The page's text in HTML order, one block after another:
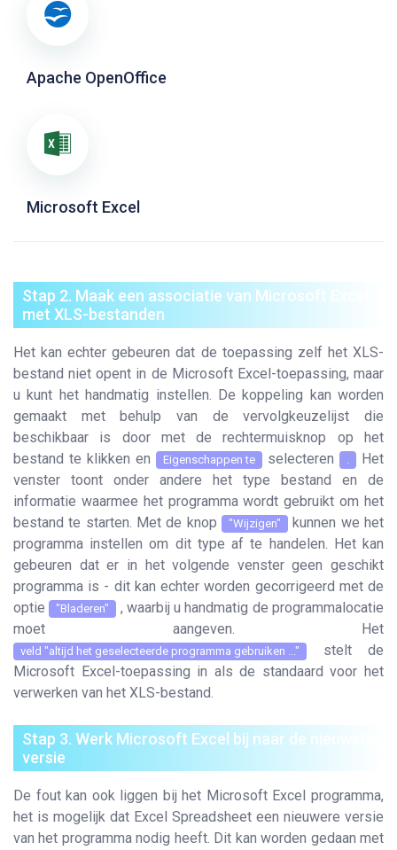
Apache OpenOffice
Microsoft Excel
Stap 2. Maak een associatie van Microsoft Excel
met XLS-bestanden
Het kan echter gebeuren dat de toepassing zelf het XLS-
bestand niet opent in de Microsoft Excel-toepassing, maar
u kunt het handmatig instellen. De koppeling kan worden
gemaakt met behulp van de vervolgkeuzelijst die
beschikbaar is door met de rechtermuisknop op het
bestand te klikken en
Eigenschappen te selecteren .
Het
venster toont onder andere het type bestand en de
informatie waarmee het programma wordt gebruikt om het
bestand te starten. Met de knop
"Wijzigen"
kunnen we het
programma instellen om dit type af te handelen. Het kan
gebeuren dat er in het volgende venster geen geschikt
programma is - dit kan echter worden gecorrigeerd met de
optie "Bladeren"
, waarbij u handmatig de programmalocatie
moet aangeven. Het
veld "altijd het geselecteerde programma gebruiken ..."
stelt de
Microsoft Excel-toepassing in als de standaard voor het
verwerken van het XLS-bestand.
Stap 3. Werk Microsoft Excel bij naar de nieuwste
versie
De fout kan ook liggen bij het Microsoft Excel programma,
het is mogelijk dat Excel Spreadsheet een nieuwere versie
van het programma nodig heeft. Dit kan worden gedaan met